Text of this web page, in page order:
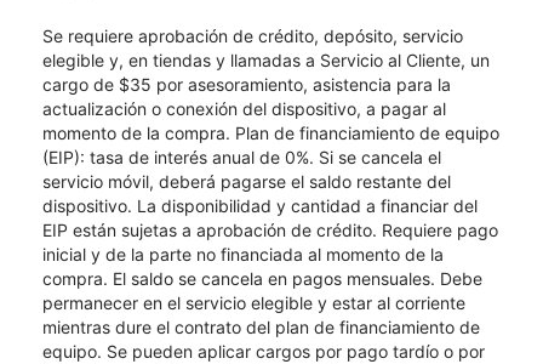
Se requiere aprobación de crédito, depósito, servicio
elegible y, en tiendas y llamadas a Servicio al Cliente, un
cargo de $35 por asesoramiento, asistencia para la
actualización o conexión del dispositivo, a pagar al
momento de la compra. Plan de financiamiento de equipo
(EIP): tasa de interés anual de 0%. Si se cancela el
servicio móvil, deberá pagarse el saldo restante del
dispositivo. La disponibilidad y cantidad a financiar del
EIP están sujetas a aprobación de crédito. Requiere pago
inicial y de la parte no financiada al momento de la
compra. El saldo se cancela en pagos mensuales. Debe
permanecer en el servicio elegible y estar al corriente
mientras dure el contrato del plan de financiamiento de
equipo. Se pueden aplicar cargos por pago tardío o por